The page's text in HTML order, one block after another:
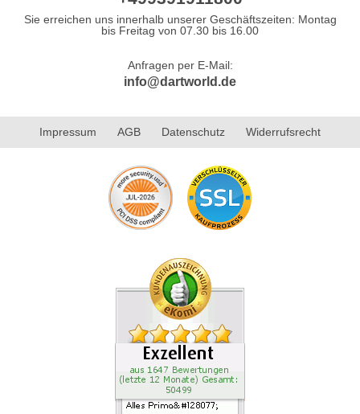
Sie erreichen uns innerhalb unserer Geschäftszeiten: Montag
bis Freitag von 07.30 bis 16.00
Anfragen per E-Mail:
info@dartworld.de
Impressum AGB Datenschutz Widerrufsrecht